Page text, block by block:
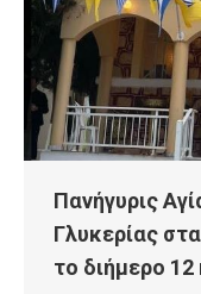
Πανήγυρις
Γλυκερίας
το διήμερο